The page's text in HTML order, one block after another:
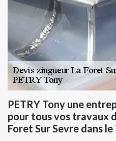
PETRY Tony une
pour tous vos travaux
Foret Sur Sevre dans